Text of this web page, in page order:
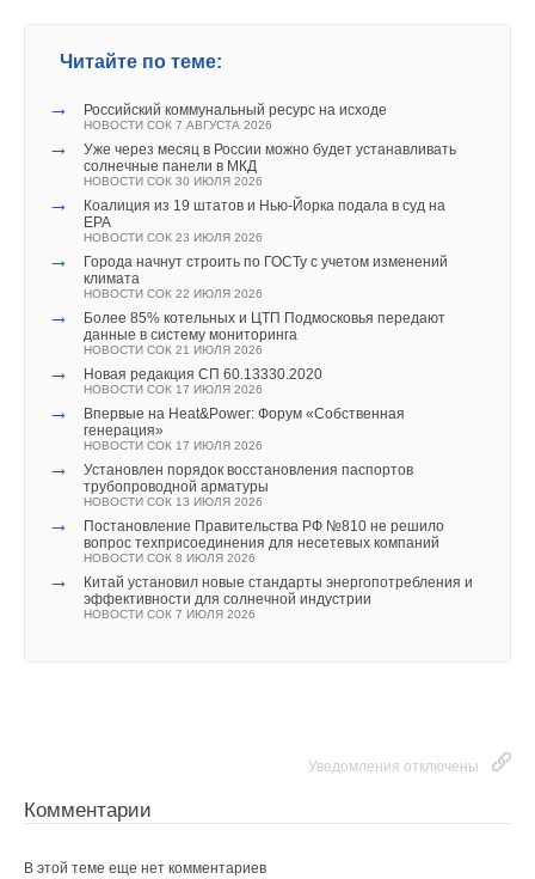
Читайте по теме:
→ Российский коммунальный ресурс на исходе
НОВОСТИ СОК 7 АВГУСТА 2026
→
Уже через месяц в России можно будет устанавливать
солнечные панели в МКД
НОВОСТИ СОК 30 ИЮЛЯ 2026
→
Коалиция из 19 штатов и Нью-Йорка подала в суд на
EPA
НОВОСТИ СОК 23 ИЮЛЯ 2026
→
Города начнут строить по ГОСТу с учетом изменений
климата
НОВОСТИ СОК 22 ИЮЛЯ 2026
→
Более 85% котельных и ЦТП Подмосковья передают
данные в систему мониторинга
НОВОСТИ СОК 21 ИЮЛЯ 2026
→ Новая редакция СП 60.13330.2020
НОВОСТИ СОК 17 ИЮЛЯ 2026
→
Впервые на Heat&Power: Форум «Собственная
генерация»
НОВОСТИ СОК 17 ИЮЛЯ 2026
→
Установлен порядок восстановления паспортов
трубопроводной арматуры
НОВОСТИ СОК 13 ИЮЛЯ 2026
→
Постановление Правительства РФ №810 не решило
вопрос техприсоединения для несетевых компаний
НОВОСТИ СОК 8 ИЮЛЯ 2026
→
Китай установил новые стандарты энергопотребления и
эффективности для солнечной индустрии
НОВОСТИ СОК 7 ИЮЛЯ 2026
Уведомления отключены
Комментарии
В этой теме еще нет комментариев
поставок WEF уверено «заводы-маяки повышают
технологии призваны не только повысить
эффективность производства компании, но и создать
инклюзивное и устойчивое будущее для сотрудников
и общества».
Получение звания первого в мире завода-маяка VRF — это
не только доказательство успешного применения
на практике стратегии цифровой трансформации Hisense, но
Добавить комментарий
Ваше имя *
Ваш E-mail *
Текст комментария